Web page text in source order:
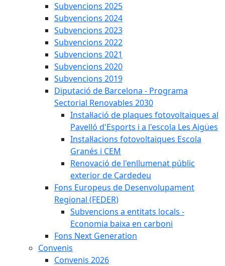
Subvencions 2025
Subvencions 2024
Subvencions 2023
Subvencions 2022
Subvencions 2021
Subvencions 2020
Subvencions 2019
Diputació de Barcelona - Programa
Sectorial Renovables 2030
Instal·lació de plaques fotovoltaiques al
Pavelló d'Esports i a l'escola Les Aigües
Instal·lacions fotovoltaiques Escola
Granés i CEM
Renovació de l'enllumenat públic
exterior de Cardedeu
Fons Europeus de Desenvolupament
Regional (FEDER)
Subvencions a entitats locals -
Economia baixa en carboni
Fons Next Generation
Convenis
Convenis 2026